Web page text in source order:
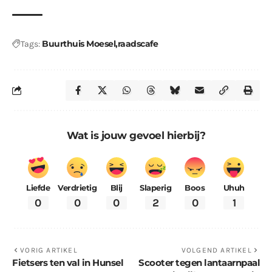
Tags: Buurthuis Moeselraadscafe
Wat is jouw gevoel hierbij?
Liefde
0
Verdrietig
0
Blij
0
Slaperig
2
Boos
0
Uhuh
1
VORIG ARTIKEL
Fietsers ten val in Hunsel
VOLGEND ARTIKEL
Scooter tegen lantaarnpaal